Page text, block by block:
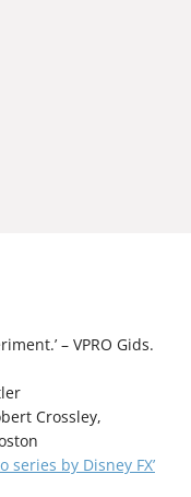
– VPRO Gids.
Crossley,
series by Disney FX’